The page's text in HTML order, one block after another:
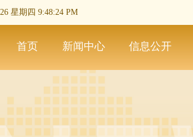
星期四 9:48:24 PM
首页 新闻中心 信息公开